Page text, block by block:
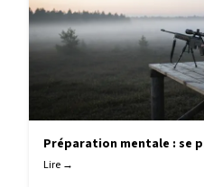
Préparation mentale : se
Lire →